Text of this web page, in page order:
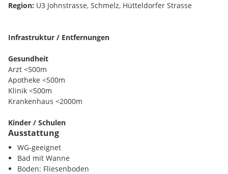
Badezimmer Badewanne und WC
Garten im Innenhof zur Mitbenützung
Kellerabteil vorhanden
Ausrichtung: NO / SW
Anbindung: U3 Johnstraße / Hütteldorfer Straße, S45
Buslinien 10a und 12a
Umgebung: Schmelz, Meiselmarkt, Stadthalle, Neubaugürtel,
Bezug: nach Rücksprache
Region: U3 Johnstrasse, Schmelz, Hütteldorfer Strasse
Infrastruktur / Entfernungen
Gesundheit
Arzt <500m
Apotheke <500m
Klinik <500m
Krankenhaus <2000m
Kinder / Schulen
Schule <500m
Kindergarten <500m
Universität <1000m
Höhere Schule <1000m
Ausstattung
WG-geeignet
Bad mit Wanne
Boden: Fliesenboden